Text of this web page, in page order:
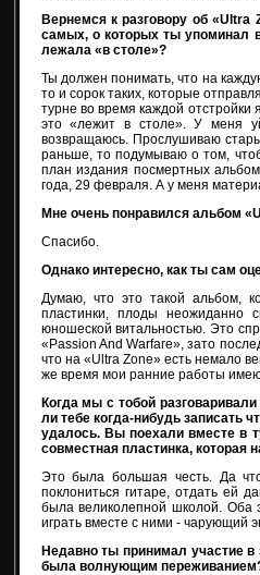
Вернемся к разговору об
самых, о которых ты упоминал
лежала «в столе»?
Ты должен понимать, что на
то и сорок таких, которые
турне во время каждой
это «лежит в столе». У меня
возвращаюсь. Прослушиваю
раньше, то подумываю о том,
план издания посмертных
года, 29 февраля. А у меня
Мне очень понравился альбом
Спасибо.
Однако интересно, как ты сам
Думаю, что это такой альбом,
пластинки, плоды неожиданно
юношеской витальностью. Это
«Passion And Warfare», зато
что на «Ultra Zone» есть немало
же время мои ранние работы
Когда мы с тобой
ли тебе когда-нибудь записать
удалось. Вы поехали вместе в
совместная пластинка, которая
Это была большая честь. Да
поклониться гитаре, отдать ей
была великолепной школой. Оба
играть вместе с ними - чарующий
Недавно ты принимал участие
была волнующим